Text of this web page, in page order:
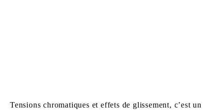
Tensions chromatiques et effets de glissement, c’est un